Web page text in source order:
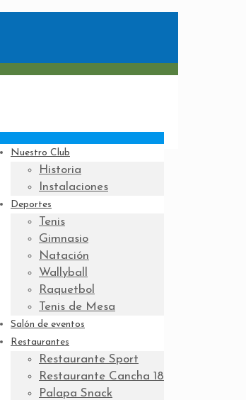
Nuestro Club
Historia
Instalaciones
Deportes
Tenis
Gimnasio
Natación
Wallyball
Raquetbol
Tenis de Mesa
Salón de eventos
Restaurantes
Restaurante Sport
Restaurante Cancha 18
Palapa Snack